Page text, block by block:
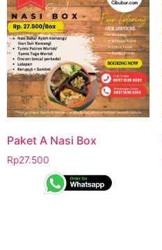
Paket A Nasi Box
Rp27.500